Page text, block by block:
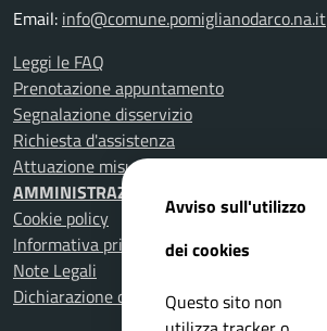
Email: info@comune.pomiglianodarco.na.it
Leggi le FAQ
Prenotazione appuntamento
Segnalazione disservizio
Richiesta d'assistenza
Attuazione misure PNRR
AMMINISTRAZIONE TRASPARENTE
Cookie policy
Informativa privacy
Note Legali
Dichiarazione di accessibilità
Avviso sull'utilizzo
dei cookies
Questo sito non